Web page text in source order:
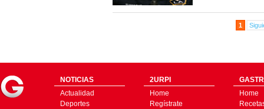
1
NOTICIAS
Actualidad
Deportes
2URPI
Home
Regístrate
Home